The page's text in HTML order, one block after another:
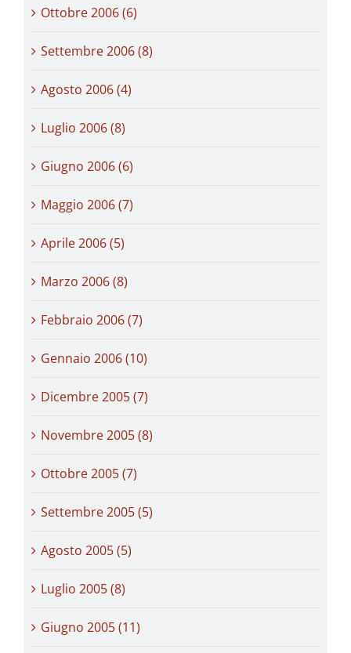
Ottobre 2006 (6)
Settembre 2006 (8)
Agosto 2006 (4)
Luglio 2006 (8)
Giugno 2006 (6)
Maggio 2006 (7)
Aprile 2006 (5)
Marzo 2006 (8)
Febbraio 2006 (7)
Gennaio 2006 (10)
Dicembre 2005 (7)
Novembre 2005 (8)
Ottobre 2005 (7)
Settembre 2005 (5)
Agosto 2005 (5)
Luglio 2005 (8)
Giugno 2005 (11)